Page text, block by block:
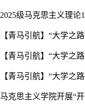
2025级马克思主义理论
【青马引航】“大学
【青马引航】“大学
【青马引航】“大学之
马克思主义学院开展“